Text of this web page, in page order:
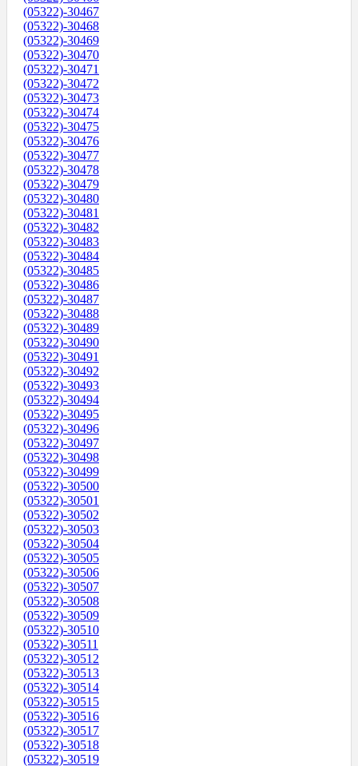
(05322)-30467
(05322)-30468
(05322)-30469
(05322)-30470
(05322)-30471
(05322)-30472
(05322)-30473
(05322)-30474
(05322)-30475
(05322)-30476
(05322)-30477
(05322)-30478
(05322)-30479
(05322)-30480
(05322)-30481
(05322)-30482
(05322)-30483
(05322)-30484
(05322)-30485
(05322)-30486
(05322)-30487
(05322)-30488
(05322)-30489
(05322)-30490
(05322)-30491
(05322)-30492
(05322)-30493
(05322)-30494
(05322)-30495
(05322)-30496
(05322)-30497
(05322)-30498
(05322)-30499
(05322)-30500
(05322)-30501
(05322)-30502
(05322)-30503
(05322)-30504
(05322)-30505
(05322)-30506
(05322)-30507
(05322)-30508
(05322)-30509
(05322)-30510
(05322)-30511
(05322)-30512
(05322)-30513
(05322)-30514
(05322)-30515
(05322)-30516
(05322)-30517
(05322)-30518
(05322)-30519